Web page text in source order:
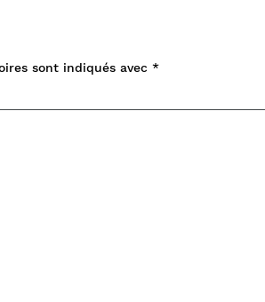
sont indiqués avec *